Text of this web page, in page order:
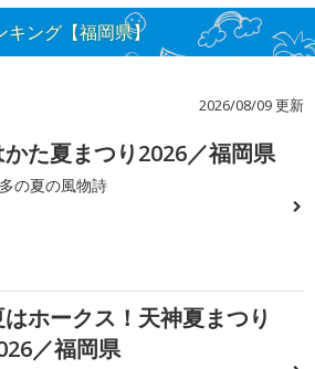
キング【福岡県】
2026/08/09 更新
かた夏まつり2026／福岡県
の夏の風物詩
はホークス！天神夏まつり
／福岡県